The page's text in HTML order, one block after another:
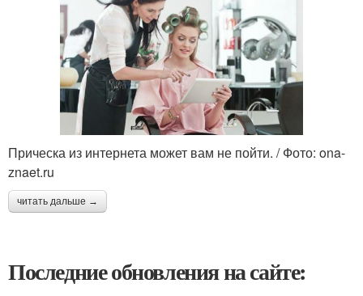
Прическа из интернета может вам не пойти. / Фото: ona-
znaet.ru
читать дальше →
Последние обновления на сайте: